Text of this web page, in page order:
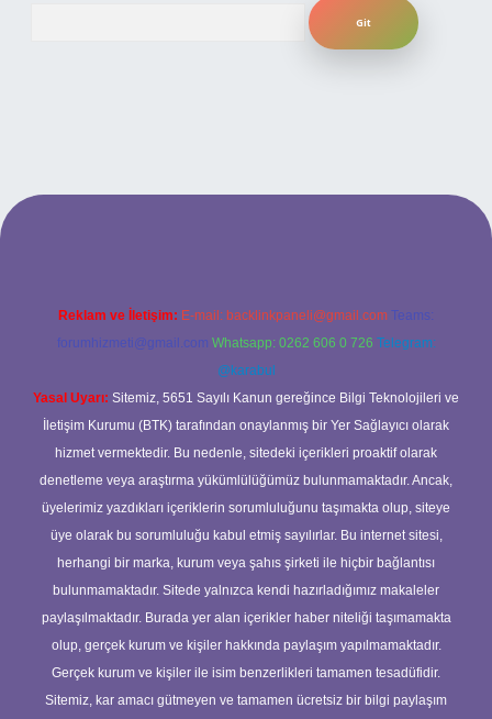
Reklam ve İletişim: E-mail: backlinkpaneli@gmail.com Teams:
forumhizmeti@gmail.com Whatsapp: 0262 606 0 726 Telegram:
@karabul
Yasal Uyarı: Sitemiz, 5651 Sayılı Kanun gereğince Bilgi Teknolojileri ve
İletişim Kurumu (BTK) tarafından onaylanmış bir Yer Sağlayıcı olarak
hizmet vermektedir. Bu nedenle, sitedeki içerikleri proaktif olarak
denetleme veya araştırma yükümlülüğümüz bulunmamaktadır. Ancak,
üyelerimiz yazdıkları içeriklerin sorumluluğunu taşımakta olup, siteye
üye olarak bu sorumluluğu kabul etmiş sayılırlar. Bu internet sitesi,
herhangi bir marka, kurum veya şahıs şirketi ile hiçbir bağlantısı
bulunmamaktadır. Sitede yalnızca kendi hazırladığımız makaleler
paylaşılmaktadır. Burada yer alan içerikler haber niteliği taşımamakta
olup, gerçek kurum ve kişiler hakkında paylaşım yapılmamaktadır.
Gerçek kurum ve kişiler ile isim benzerlikleri tamamen tesadüfidir.
Sitemiz, kar amacı gütmeyen ve tamamen ücretsiz bir bilgi paylaşım